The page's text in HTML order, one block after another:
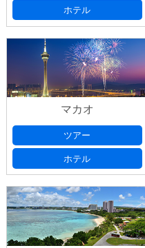
ホテル
マカオ
ツアー
ホテル